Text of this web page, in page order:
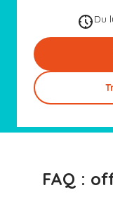
Du
FAQ :